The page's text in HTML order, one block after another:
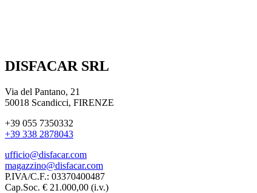
DISFACAR SRL
Via del Pantano, 21
50018 Scandicci, FIRENZE
+39 055 7350332
+39 338 2878043
ufficio@disfacar.com
magazzino@disfacar.com
P.IVA/C.F.: 03370400487
Cap.Soc. € 21.000,00 (i.v.)